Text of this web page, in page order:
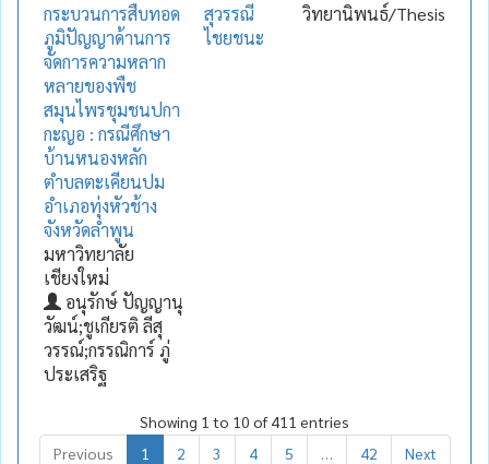
กระบวนการสืบทอด
ภูมิปัญญาด้านการ
จัดการความหลาก
หลายของพืช
สมุนไพรชุมชนปกา
กะญอ : กรณีศึกษา
บ้านหนองหลัก
ตำบลตะเคียนปม
อำเภอทุ่งหัวช้าง
จังหวัดลำพูน
มหาวิทยาลัย
เชียงใหม่
อนุรักษ์ ปัญญานุ
วัฒน์;ชูเกียรติ ลีสุ
วรรณ์;กรรณิการ์ ภู่
ประเสริฐ
สุวรรณี
ไชยชนะ
วิทยานิพนธ์/Thesis
Showing 1 to 10 of 411 entries
Previous
1 2 3 4 5 42 Next